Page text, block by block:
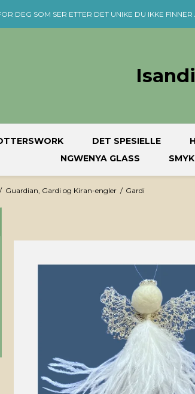
DEG SOM SER ETTER DET UNIKE DU IKKE
DET SPESIELLE
NGWENYA GLASS
/ Guardian, Gardi og Kiran-engler / Gardi